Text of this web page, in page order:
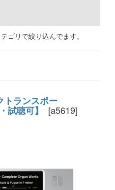
ゴリで絞り込んでます。
ランスポー
試聴可】 [a5619]